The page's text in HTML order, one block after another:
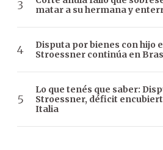
matar a su hermana y
Disputa por bienes con hijo
Stroessner continúa en
Lo que tenés que saber:
Stroessner, déficit
Italia